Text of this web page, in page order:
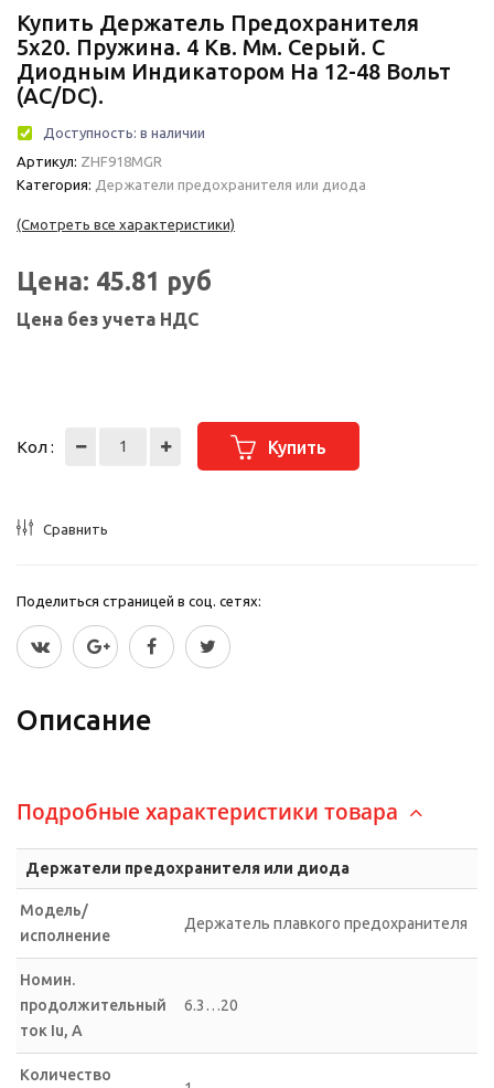
Купить Держатель Предохранителя
5x20. Пружина. 4 Кв. Мм. Серый. С
Диодным Индикатором На 12-48 Вольт
(AC/DC).
Доступность: в наличии
Артикул: ZHF918MGR
Категория: Держатели предохранителя или диода
(Смотреть все характеристики)
Цена: 45.81 руб
Цена без учета НДС
Кол : Купить
Сравнить
Поделиться страницей в соц. сетях:
Описание
Подробные характеристики товара
Держатели предохранителя или диода
Модель/
исполнение
Держатель плавкого предохранителя
Номин.
продолжительный
ток Iu, А
6.3…20
Количество